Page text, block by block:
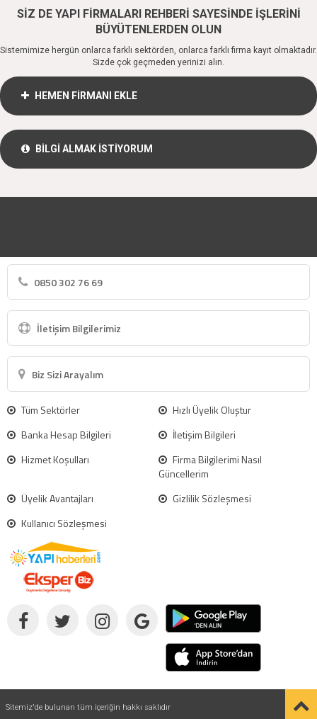
SİZ DE YAPI FİRMALARI REHBERİ SAYESİNDE İŞLERİNİ
BÜYÜTENLERDEN OLUN
Sistemimize hergün onlarca farklı sektörden, onlarca farklı firma kayıt olmaktadır.
Sizde çok geçmeden yerinizi alın.
HEMEN FİRMANI EKLE
BİLGİ ALMAK İSTİYORUM
0850 302 76 69
İletişim Bilgilerimiz
Biz Sizi Arayalım
Tüm Sektörler
Hızlı Üyelik Oluştur
Banka Hesap Bilgileri
İletişim Bilgileri
Hizmet Koşulları
Firma Bilgilerimi Nasıl
Güncellerim
Üyelik Avantajları
Gizlilik Sözleşmesi
Kullanıcı Sözleşmesi
Sitemiz'de bulunan tüm içeriğin hakkı saklıdır